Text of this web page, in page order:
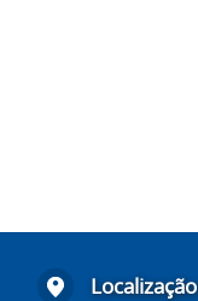
Localização